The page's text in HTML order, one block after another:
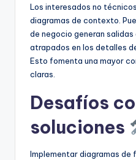
Los interesados no
diagramas de contexto.
de negocio generan
atrapados en los detalles
Esto fomenta una mayor
claras.
Desafíos
soluciones
Implementar diagramas de